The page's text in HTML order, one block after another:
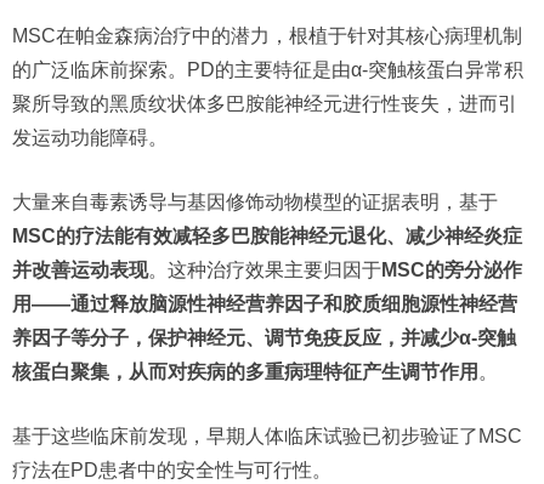
MSC在帕金森病治疗中的潜力，根植于针对其核心病理机制
的广泛临床前探索。PD的主要特征是由α-突触核蛋白异常积
聚所导致的黑质纹状体多巴胺能神经元进行性丧失，进而引
发运动功能障碍。
大量来自毒素诱导与基因修饰动物模型的证据表明，基于
MSC的疗法能有效减轻多巴胺能神经元退化、减少神经炎症
并改善运动表现。这种治疗效果主要归因于MSC的旁分泌作
用——通过释放脑源性神经营养因子和胶质细胞源性神经营
养因子等分子，保护神经元、调节免疫反应，并减少α-突触
核蛋白聚集，从而对疾病的多重病理特征产生调节作用 。
基于这些临床前发现，早期人体临床试验已初步验证了MSC
疗法在PD患者中的安全性与可行性。